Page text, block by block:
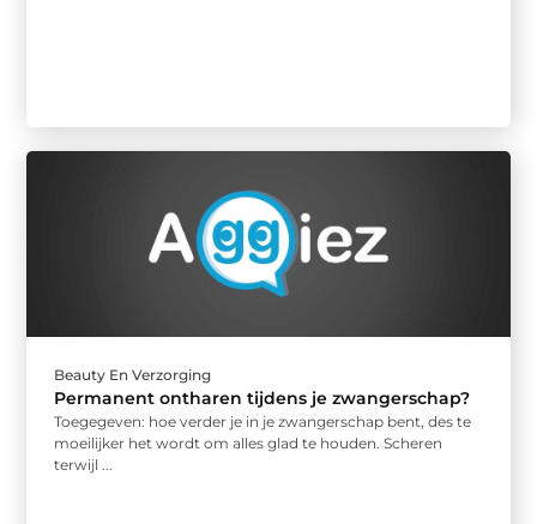
Beauty En Verzorging
Permanent ontharen tijdens je zwangerschap?
Toegegeven: hoe verder je in je zwangerschap bent, des te
moeilijker het wordt om alles glad te houden. Scheren
terwijl ...